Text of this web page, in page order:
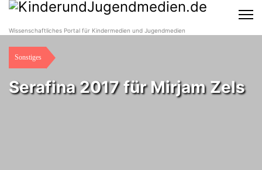
Wissenschaftliches Portal für Kindermedien und Jugendmedien
Sonstiges
Serafina 2017 für Mirjam Zels